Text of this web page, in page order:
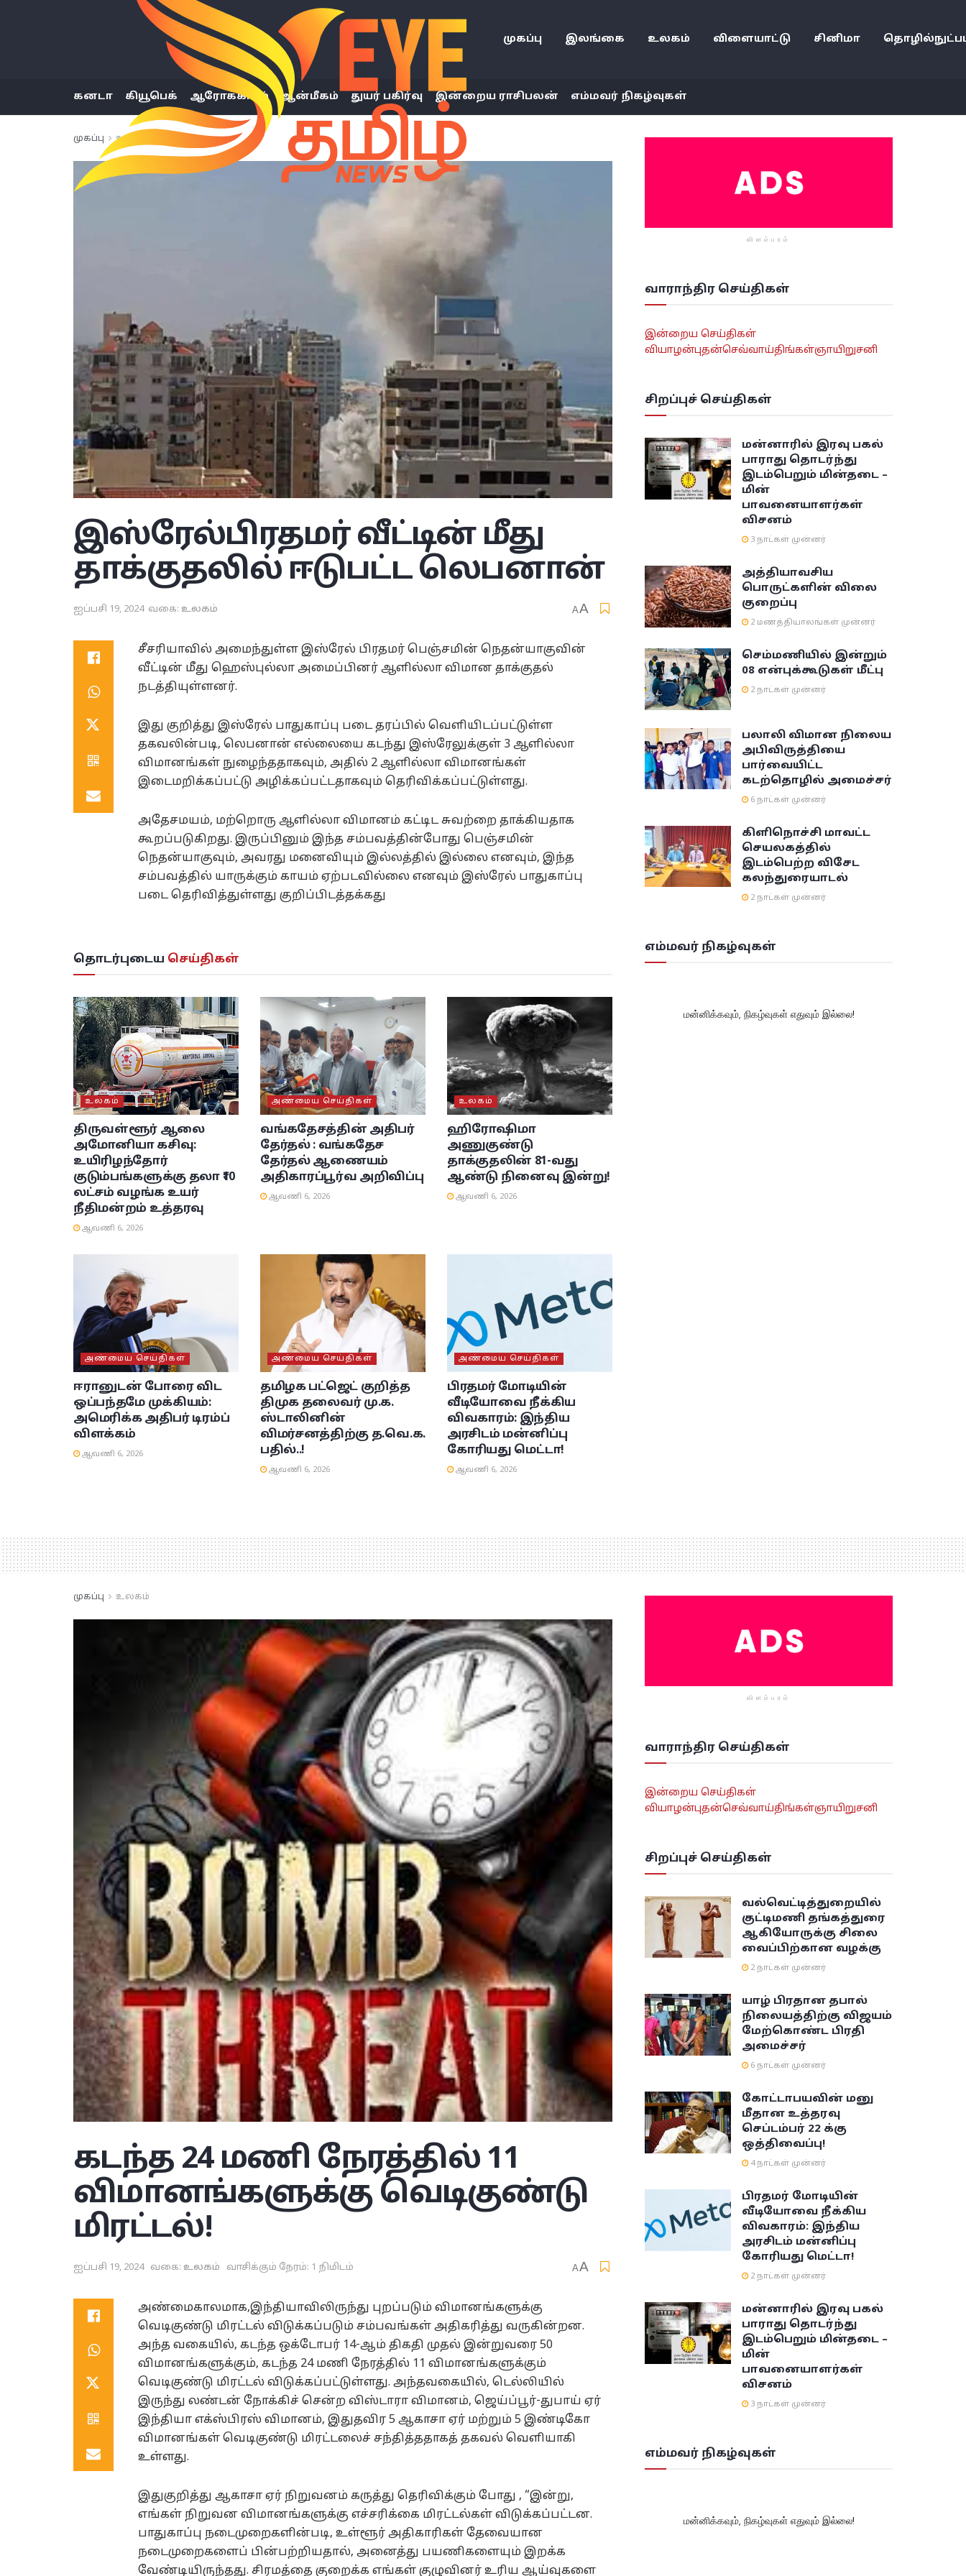
முகப்பு இலங்கை உலகம் விளையாட்டு சினிமா
கனடா கியூபெக் ஆரோக்கியம் ஆன்மீகம் துயர் பகிர்வு இன்றைய ராசிபலன் எம்மவர் நிகழ்வுகள்
முகப்பு உலகம்
இஸ்ரேல்பிரதமர் வீட்டின் மீது
தாக்குதலில் ஈடுபட்ட லெபனான்
ஐப்பசி 19, 2024 வகை: உலகம் AA
சீசரியாவில் அமைந்துள்ள இஸ்ரேல் பிரதமர் பெஞ்சமின் நெதன்யாகுவின்
வீட்டின் மீது ஹெஸ்புல்லா அமைப்பினர் ஆளில்லா விமான தாக்குதல்
நடத்தியுள்ளனர்.
இது குறித்து இஸ்ரேல் பாதுகாப்பு படை தரப்பில் வெளியிடப்பட்டுள்ள
தகவலின்படி, லெபனான் எல்லையை கடந்து இஸ்ரேலுக்குள் 3 ஆளில்லா
விமானங்கள் நுழைந்ததாகவும், அதில் 2 ஆளில்லா விமானங்கள்
இடைமறிக்கப்பட்டு அழிக்கப்பட்டதாகவும் தெரிவிக்கப்பட்டுள்ளது.
அதேசமயம், மற்றொரு ஆளில்லா விமானம் கட்டிட சுவற்றை தாக்கியதாக
கூறப்படுகிறது. இருப்பினும் இந்த சம்பவத்தின்போது பெஞ்சமின்
நெதன்யாகுவும், அவரது மனைவியும் இல்லத்தில் இல்லை எனவும், இந்த
சம்பவத்தில் யாருக்கும் காயம் ஏற்படவில்லை எனவும் இஸ்ரேல் பாதுகாப்பு
படை தெரிவித்துள்ளது குறிப்பிடத்தக்கது
தொடர்புடைய செய்திகள்
உலகம்
திருவள்ளூர் ஆலை
அமோனியா கசிவு:
உயிரிழந்தோர்
குடும்பங்களுக்கு தலா ₹10
லட்சம் வழங்க உயர்
நீதிமன்றம் உத்தரவு
ஆவணி 6, 2026
அண்மைய செய்திகள்
வங்கதேசத்தின் அதிபர்
தேர்தல் : வங்கதேச
தேர்தல் ஆணையம்
அதிகாரப்பூர்வ அறிவிப்பு
ஆவணி 6, 2026
உலகம்
ஹிரோஷிமா
அணுகுண்டு
தாக்குதலின் 81-வது
ஆண்டு நினைவு இன்று!
ஆவணி 6, 2026
அண்மைய செய்திகள்
ஈரானுடன் போரை விட
ஒப்பந்தமே முக்கியம்:
அமெரிக்க அதிபர் டிரம்ப்
விளக்கம்
ஆவணி 6, 2026
அண்மைய செய்திகள்
தமிழக பட்ஜெட் குறித்த
திமுக தலைவர் மு.க.
ஸ்டாலினின்
விமர்சனத்திற்கு த.வெ.க.
பதில்..!
ஆவணி 6, 2026
அண்மைய செய்திகள்
பிரதமர் மோடியின்
வீடியோவை நீக்கிய
விவகாரம்: இந்திய
அரசிடம் மன்னிப்பு
கோரியது மெட்டா!
ஆவணி 6, 2026
விளம்பரம்
வாராந்திர செய்திகள்
இன்றைய செய்திகள்
வியாழன்புதன்செவ்வாய்திங்கள்ஞாயிறுசனி
சிறப்புச் செய்திகள்
மன்னாரில் இரவு பகல்
பாராது தொடர்ந்து
இடம்பெறும் மின்தடை –
மின்
பாவனையாளர்கள்
விசனம்
3 நாட்கள் முன்னர்
அத்தியாவசிய
பொருட்களின் விலை
குறைப்பு
2 மணத்தியாலங்கள் முன்னர்
செம்மணியில் இன்றும்
08 என்புக்கூடுகள் மீட்பு
2 நாட்கள் முன்னர்
பலாலி விமான நிலைய
அபிவிருத்தியை
பார்வையிட்ட
கடற்தொழில் அமைச்சர்
6 நாட்கள் முன்னர்
கிளிநொச்சி மாவட்ட
செயலகத்தில்
இடம்பெற்ற விசேட
கலந்துரையாடல்
2 நாட்கள் முன்னர்
எம்மவர் நிகழ்வுகள்
மன்னிக்கவும், நிகழ்வுகள் எதுவும் இல்லை!
முகப்பு உலகம்
கடந்த 24 மணி நேரத்தில் 11
விமானங்களுக்கு வெடிகுண்டு
மிரட்டல்!
ஐப்பசி 19, 2024 வகை: உலகம் வாசிக்கும் நேரம்: 1 நிமிடம் AA
அண்மைகாலமாக,இந்தியாவிலிருந்து புறப்படும் விமானங்களுக்கு
வெடிகுண்டு மிரட்டல் விடுக்கப்படும் சம்பவங்கள் அதிகரித்து வருகின்றன.
அந்த வகையில், கடந்த ஒக்டோபர் 14-ஆம் திகதி முதல் இன்றுவரை 50
விமானங்களுக்கும், கடந்த 24 மணி நேரத்தில் 11 விமானங்களுக்கும்
வெடிகுண்டு மிரட்டல் விடுக்கப்பட்டுள்ளது. அந்தவகையில், டெல்லியில்
இருந்து லண்டன் நோக்கிச் சென்ற விஸ்டாரா விமானம், ஜெய்ப்பூர்-துபாய் ஏர்
இந்தியா எக்ஸ்பிரஸ் விமானம், இதுதவிர 5 ஆகாசா ஏர் மற்றும் 5 இண்டிகோ
விமானங்கள் வெடிகுண்டு மிரட்டலைச் சந்தித்ததாகத் தகவல் வெளியாகி
உள்ளது.
இதுகுறித்து ஆகாசா ஏர் நிறுவனம் கருத்து தெரிவிக்கும் போது , “இன்று,
எங்கள் நிறுவன விமானங்களுக்கு எச்சரிக்கை மிரட்டல்கள் விடுக்கப்பட்டன.
பாதுகாப்பு நடைமுறைகளின்படி, உள்ளூர் அதிகாரிகள் தேவையான
நடைமுறைகளைப் பின்பற்றியதால், அனைத்து பயணிகளையும் இறக்க
வேண்டியிருந்தது. சிரமத்தை குறைக்க எங்கள் குழுவினர் உரிய ஆய்வுகளை
விளம்பரம்
வாராந்திர செய்திகள்
இன்றைய செய்திகள்
வியாழன்புதன்செவ்வாய்திங்கள்ஞாயிறுசனி
சிறப்புச் செய்திகள்
வல்வெட்டித்துறையில்
குட்டிமணி தங்கத்துரை
ஆகியோருக்கு சிலை
வைப்பிற்கான வழக்கு
2 நாட்கள் முன்னர்
யாழ் பிரதான தபால்
நிலையத்திற்கு விஜயம்
மேற்கொண்ட பிரதி
அமைச்சர்
6 நாட்கள் முன்னர்
கோட்டாபயவின் மனு
மீதான உத்தரவு
செப்டம்பர் 22 க்கு
ஒத்திவைப்பு!
4 நாட்கள் முன்னர்
பிரதமர் மோடியின்
வீடியோவை நீக்கிய
விவகாரம்: இந்திய
அரசிடம் மன்னிப்பு
கோரியது மெட்டா!
2 நாட்கள் முன்னர்
மன்னாரில் இரவு பகல்
பாராது தொடர்ந்து
இடம்பெறும் மின்தடை –
மின்
பாவனையாளர்கள்
விசனம்
3 நாட்கள் முன்னர்
எம்மவர் நிகழ்வுகள்
மன்னிக்கவும், நிகழ்வுகள் எதுவும் இல்லை!